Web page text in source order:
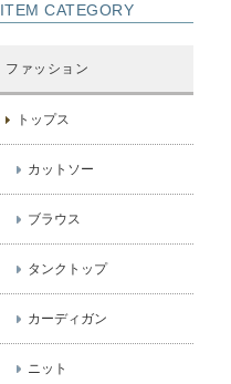
ITEM CATEGORY
ファッション
トップス
カットソー
ブラウス
タンクトップ
カーディガン
ニット